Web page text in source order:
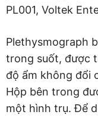
PL001, Voltek
Plethysmograph
trong suốt, được
độ ẩm không đổi
Hộp bên trong
một hình trụ. Để